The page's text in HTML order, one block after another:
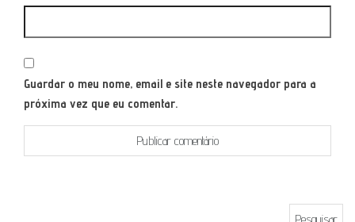
Guardar o meu nome, email e site neste navegador para a
próxima vez que eu comentar.